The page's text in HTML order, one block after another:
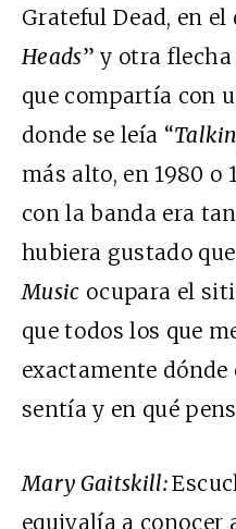
Grateful Dead, en el
Heads” y otra
que compartía con
donde se leía “
más alto, en 1980 o
con la banda era
hubiera gustado
Music ocupara el
que todos los que
exactamente dónde
sentía y en qué
Mary Gaitskill:
equivalía a conocer